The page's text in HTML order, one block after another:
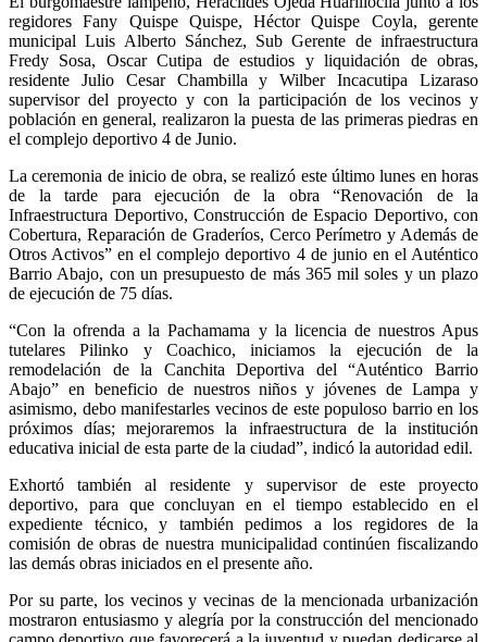
regidores Fany Quispe Quispe, Héctor Quispe Coyla, gerente
municipal Luis Alberto Sánchez, Sub Gerente de infraestructura
Fredy Sosa, Oscar Cutipa de estudios y liquidación de obras,
residente Julio Cesar Chambilla y Wilber Incacutipa Lizaraso
supervisor del proyecto y con la participación de los vecinos y
población en general, realizaron la puesta de las primeras piedras en
el complejo deportivo 4 de Junio.
La ceremonia de inicio de obra, se realizó este último lunes en horas
de la tarde para ejecución de la obra “Renovación de la
Infraestructura Deportivo, Construcción de Espacio Deportivo, con
Cobertura, Reparación de Graderíos, Cerco Perímetro y Además de
Otros Activos” en el complejo deportivo 4 de junio en el Auténtico
Barrio Abajo, con un presupuesto de más 365 mil soles y un plazo
de ejecución de 75 días.
“Con la ofrenda a la Pachamama y la licencia de nuestros Apus
tutelares Pilinko y Coachico, iniciamos la ejecución de la
remodelación de la Canchita Deportiva del “Auténtico Barrio
Abajo” en beneficio de nuestros niños y jóvenes de Lampa y
asimismo, debo manifestarles vecinos de este populoso barrio en los
próximos días; mejoraremos la infraestructura de la institución
educativa inicial de esta parte de la ciudad”, indicó la autoridad edil.
Exhortó también al residente y supervisor de este proyecto
deportivo, para que concluyan en el tiempo establecido en el
expediente técnico, y también pedimos a los regidores de la
comisión de obras de nuestra municipalidad continúen fiscalizando
las demás obras iniciados en el presente año.
Por su parte, los vecinos y vecinas de la mencionada urbanización
mostraron entusiasmo y alegría por la construcción del mencionado